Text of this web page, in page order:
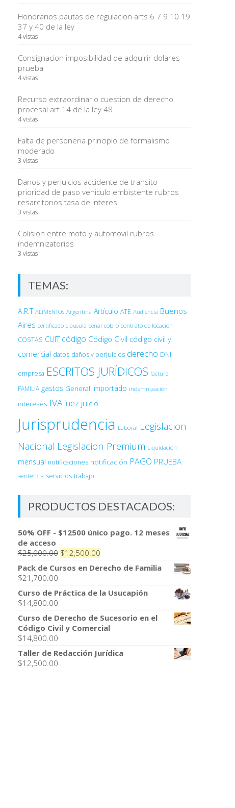
Honorarios pautas de regulacion arts 6 7 9 10 19
37 y 40 de la ley
4 vistas
Consignacion imposibilidad de adquirir dolares
prueba
4 vistas
Recurso extraordinario cuestion de derecho
procesal art 14 de la ley 48
4 vistas
Falta de personeria principio de formalismo
moderado
3 vistas
Danos y perjuicios accidente de transito
prioridad de paso vehiculo embistente rubros
resarcitorios tasa de interes
3 vistas
Colision entre moto y automovil rubros
indemnizatorios
3 vistas
TEMAS:
A.R.T ALIMENTOS Argentina Artículo ATE Audiencia Buenos
Aires certificado cláusula penal cobro contrato de locación
COSTAS CUIT código Código Civil código civil y
comercial datos daños y perjuicios derecho DNI
empresa ESCRITOS JURÍDICOS factura
FAMILIA gastos General importado indemnización
intereses IVA juez juicio
Jurisprudencia Laboral Legislacion
Nacional Legislacion Premium Liquidación
mensual notificaciones notificación PAGO PRUEBA
sentencia servicios trabajo
PRODUCTOS DESTACADOS:
50% OFF - $12500 único pago. 12 meses
de acceso
$25,000.00 El
original
$25,000.00.
$12,500.00El
precio
actual
$12,500.00.
Pack de Cursos en Derecho de Familia
$21,700.00
Curso de Práctica de la Usucapión
$14,800.00
Curso de Derecho de Sucesorio en el
Código Civil y Comercial
$14,800.00
Taller de Redacción Jurídica
$12,500.00